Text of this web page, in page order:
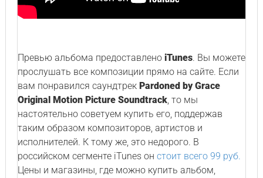
Превью альбома предоставлено iTunes. Вы можете
прослушать все композиции прямо на сайте. Если
вам понравился саундтрек Pardoned by Grace
Original Motion Picture Soundtrack, то мы
настоятельно советуем купить его, поддержав
таким образом композиторов, артистов и
исполнителей. К тому же, это недорого. В
российском сегменте iTunes он стоит всего 99 руб.
Цены и магазины, где можно купить альбом,